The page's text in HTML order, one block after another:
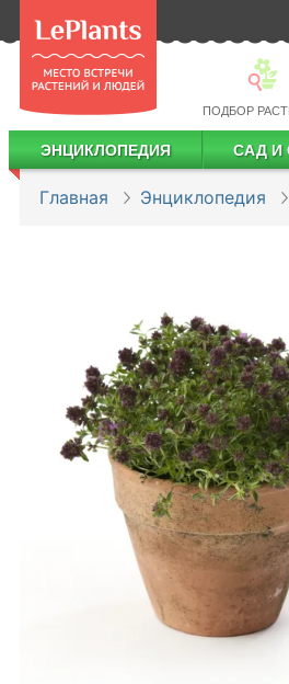
ПОДБОР
ЭНЦИКЛОПЕДИЯ САД И
Главная Энциклопедия